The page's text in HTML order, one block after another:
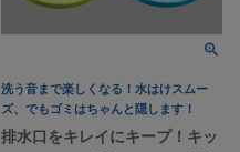
洗う音まで楽しくなる！水はけスムー
ズ、でもゴミはちゃんと隠します！
排水口をキレイにキープ！キッ